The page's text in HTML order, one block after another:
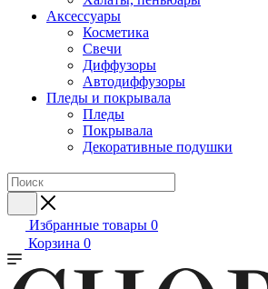
Аксессуары
Косметика
Свечи
Диффузоры
Автодиффузоры
Пледы и покрывала
Пледы
Покрывала
Декоративные подушки
Избранные товары 0
Корзина 0